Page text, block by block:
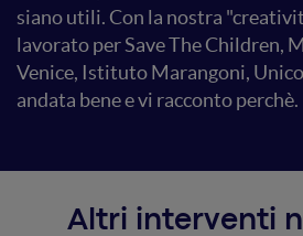
siano utili. Con la nostra
lavorato per Save The Children,
Venice, Istituto Marangoni,
andata bene e vi racconto perchè.
Altri interventi